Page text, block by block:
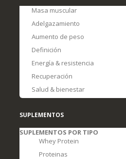
Masa muscular
Adelgazamiento
Aumento de peso
Definición
Energía & resistencia
Recuperación
Salud & bienestar
SUPLEMENTOS
SUPLEMENTOS POR TIPO
Whey Protein
Proteinas